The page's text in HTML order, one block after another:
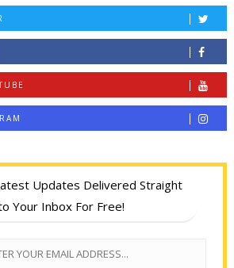
Updates Delivered Straight
Your Inbox For Free!